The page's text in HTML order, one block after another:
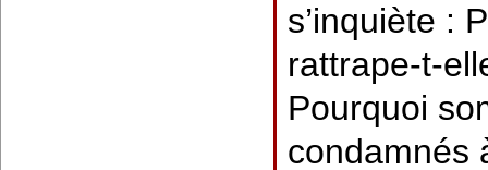
s’inquiète :
rattrape-t-
Pourquoi
condamnés